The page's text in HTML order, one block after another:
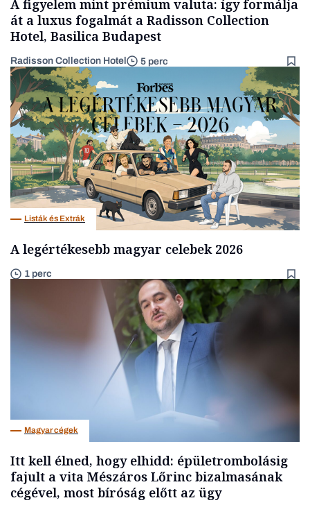
A figyelem mint prémium valuta: így formálja
át a luxus fogalmát a Radisson Collection
Hotel, Basilica Budapest
Radisson Collection Hotel 5 perc
Listák és Extrák
A legértékesebb magyar celebek 2026
1 perc
Magyar cégek
Itt kell élned, hogy elhidd: épületrombolásig
fajult a vita Mészáros Lőrinc bizalmasának
cégével, most bíróság előtt az ügy